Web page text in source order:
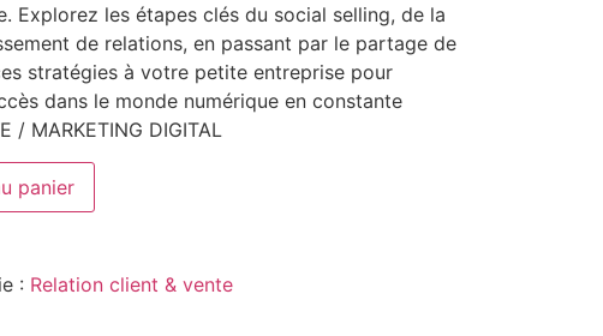
Explorez les étapes clés du social selling, de la
de relations, en passant par le partage de
stratégies à votre petite entreprise pour
dans le monde numérique en constante
/ MARKETING DIGITAL
panier
: Relation client & vente